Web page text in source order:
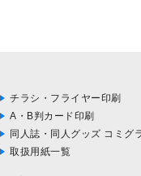
チラシ・フライヤー印刷
A・B判カード印刷
同人誌・同人グッズ コミグ
取扱用紙一覧